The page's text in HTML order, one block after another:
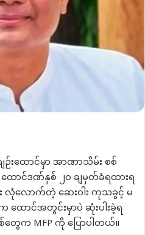
းထောင်မှာ အာဏာသိမ်း စစ်
ထောင်ဒဏ်နှစ် ၂၀ ချမှတ်ခံရထားရ
လုံလောက်တဲ့ ဆေးဝါး ကုသခွင့် မ
ောင်အတွင်းမှာပဲ ဆုံးပါးခဲ့ရ
က MFP ကို ပြောပါတယ်။